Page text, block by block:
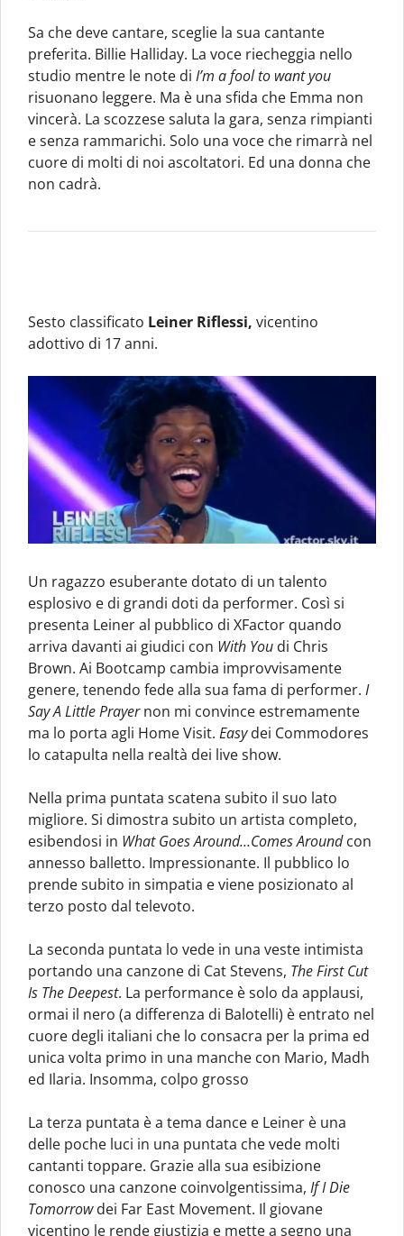
Sa che deve cantare, sceglie la sua cantante
preferita. Billie Halliday. La voce riecheggia nello
studio mentre le note di I’m a fool to want you
risuonano leggere. Ma è una sfida che Emma non
vincerà. La scozzese saluta la gara, senza rimpianti
e senza rammarichi. Solo una voce che rimarrà nel
cuore di molti di noi ascoltatori. Ed una donna che
non cadrà.
Sesto classificato Leiner Riflessi, vicentino
adottivo di 17 anni.
Un ragazzo esuberante dotato di un talento
esplosivo e di grandi doti da performer. Così si
presenta Leiner al pubblico di XFactor quando
arriva davanti ai giudici con With You di Chris
Brown. Ai Bootcamp cambia improvvisamente
genere, tenendo fede alla sua fama di performer. I
Say A Little Prayernon mi convince estremamente
ma lo porta agli Home Visit. Easydei Commodores
lo catapulta nella realtà dei live show.
Nella prima puntata scatena subito il suo lato
migliore. Si dimostra subito un artista completo,
esibendosi in What Goes Around…Comes Aroundcon
annesso balletto. Impressionante. Il pubblico lo
prende subito in simpatia e viene posizionato al
terzo posto dal televoto.
La seconda puntata lo vede in una veste intimista
portando una canzone di Cat Stevens, The First Cut
Is The Deepest. La performance è solo da applausi,
ormai il nero (a differenza di Balotelli) è entrato nel
cuore degli italiani che lo consacra per la prima ed
unica volta primo in una manche con Mario, Madh
ed Ilaria. Insomma, colpo grosso
La terza puntata è a tema dance e Leiner è una
delle poche luci in una puntata che vede molti
cantanti toppare. Grazie alla sua esibizione
conosco una canzone coinvolgentissima, If I Die
Tomorrowdei Far East Movement. Il giovane
vicentino le rende giustizia e mette a segno una